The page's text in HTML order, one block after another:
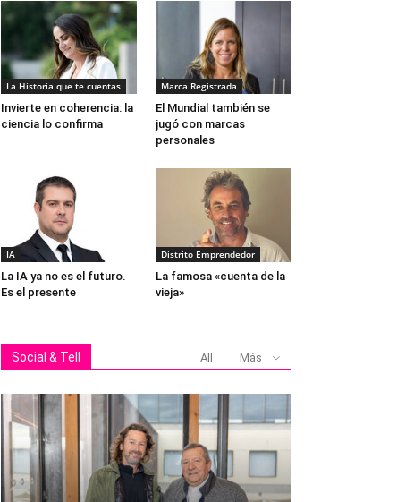
La Historia que te cuentas
Invierte en coherencia: la
ciencia lo confirma
Marca Registrada
El Mundial también se
jugó con marcas
personales
IA
La IA ya no es el futuro.
Es el presente
Distrito Emprendedor
La famosa «cuenta de la
vieja»
Social & Tell All Más